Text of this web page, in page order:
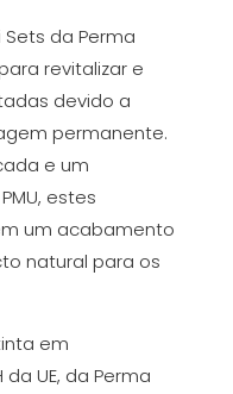
Sets da Perma
revitalizar e
devido a
permanente.
e um
estes
um acabamento
natural para os
em
UE, da Perma